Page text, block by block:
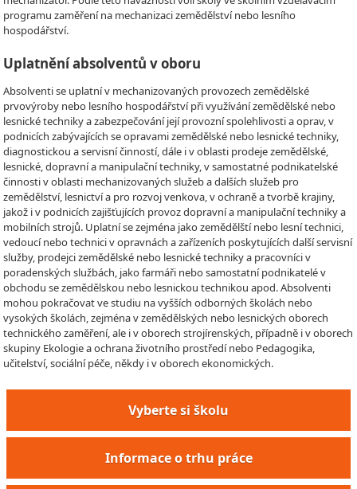
programu zaměření na mechanizaci zemědělství nebo lesního
hospodářství.
Uplatnění absolventů v oboru
Absolventi se uplatní v mechanizovaných provozech zemědělské
prvovýroby nebo lesního hospodářství při využívání zemědělské nebo
lesnické techniky a zabezpečování její provozní spolehlivosti a oprav, v
podnicích zabývajících se opravami zemědělské nebo lesnické techniky,
diagnostickou a servisní činností, dále i v oblasti prodeje zemědělské,
lesnické, dopravní a manipulační techniky, v samostatné podnikatelské
činnosti v oblasti mechanizovaných služeb a dalších služeb pro
zemědělství, lesnictví a pro rozvoj venkova, v ochraně a tvorbě krajiny,
jakož i v podnicích zajišťujících provoz dopravní a manipulační techniky a
mobilních strojů. Uplatní se zejména jako zemědělští nebo lesní technici,
vedoucí nebo technici v opravnách a zařízeních poskytujících další servisní
služby, prodejci zemědělské nebo lesnické techniky a pracovníci v
poradenských službách, jako farmáři nebo samostatní podnikatelé v
obchodu se zemědělskou nebo lesnickou technikou apod. Absolventi
mohou pokračovat ve studiu na vyšších odborných školách nebo
vysokých školách, zejména v zemědělských nebo lesnických oborech
technického zaměření, ale i v oborech strojírenských, případně i v oborech
skupiny Ekologie a ochrana životního prostředí nebo Pedagogika,
učitelství, sociální péče, někdy i v oborech ekonomických.
Vyberte si školu
Informace o trhu práce